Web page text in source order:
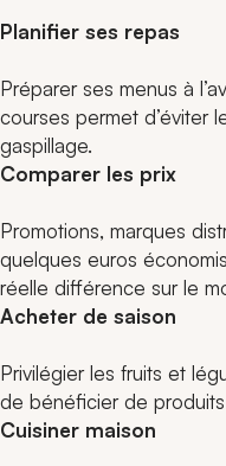
Planifier ses repas
Préparer ses menus à
courses permet d’éviter
gaspillage.
Comparer les prix
Promotions, marques
quelques euros
réelle différence sur le
Acheter de saison
Privilégier les fruits et
de bénéficier de
Cuisiner maison